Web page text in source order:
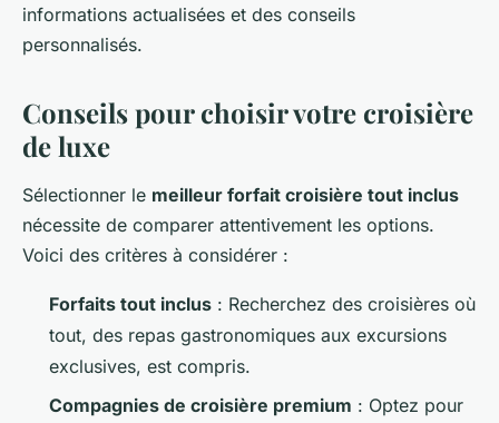
informations actualisées et des conseils
personnalisés.
Conseils pour choisir votre croisière
de luxe
Sélectionner le meilleur forfait croisière tout inclus
nécessite de comparer attentivement les options.
Voici des critères à considérer :
Forfaits tout inclus : Recherchez des croisières où
tout, des repas gastronomiques aux excursions
exclusives, est compris.
Compagnies de croisière premium : Optez pour